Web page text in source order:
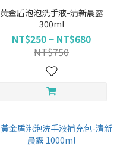
黃金盾泡泡洗手液-清新晨露
300ml
NT$250 ~ NT$680
NT$750